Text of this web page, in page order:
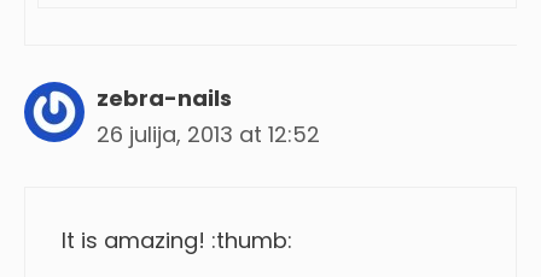
zebra-nails
26 julija, 2013 at 12:52
It is amazing! :thumb: